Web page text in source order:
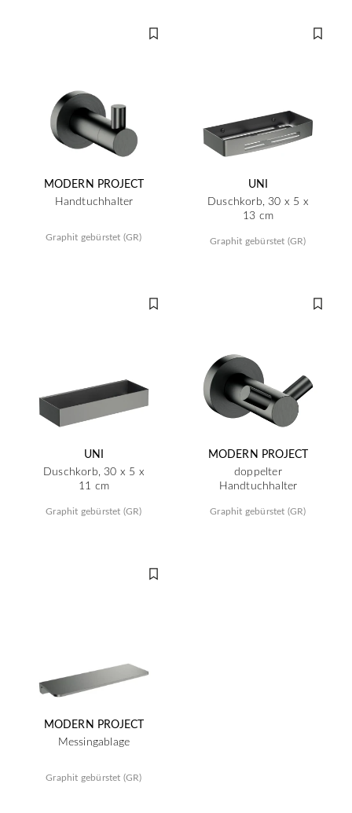
MODERN PROJECT
Handtuchhalter
Graphit gebürstet (GR)
UNI
Duschkorb, 30 x 5 x
13 cm
Graphit gebürstet (GR)
UNI
Duschkorb, 30 x 5 x
11 cm
Graphit gebürstet (GR)
MODERN PROJECT
doppelter
Handtuchhalter
Graphit gebürstet (GR)
MODERN PROJECT
Messingablage
Graphit gebürstet (GR)